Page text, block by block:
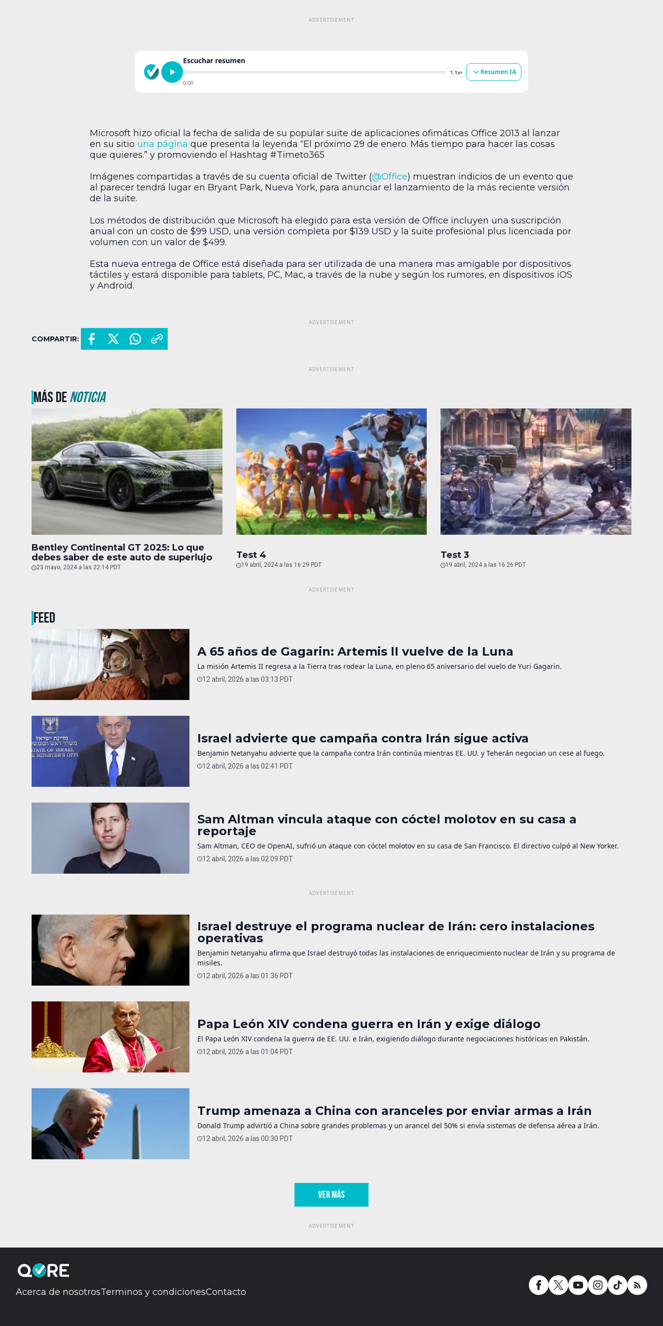
Escuchar resumen
1.1x▾
0:00
Resumen IA
Microsoft hizo oficial la fecha de salida de su popular suite de aplicaciones ofimáticas Office 2013 al lanzar
en su sitio una página que presenta la leyenda “El próximo 29 de enero. Más tiempo para hacer las cosas
que quieres.” y promoviendo el Hashtag #Timeto365
Imágenes compartidas a través de su cuenta oficial de Twitter (@Office) muestran indicios de un evento que
al parecer tendrá lugar en Bryant Park, Nueva York, para anunciar el lanzamiento de la más reciente versión
de la suite.
Los métodos de distribución que Microsoft ha elegido para esta versión de Office incluyen una suscripción
anual con un costo de $99 USD, una versión completa por $139 USD y la suite profesional plus licenciada por
volumen con un valor de $499.
Esta nueva entrega de Office está diseñada para ser utilizada de una manera mas amigable por dispositivos
táctiles y estará disponible para tablets, PC, Mac, a través de la nube y según los rumores, en dispositivos iOS
y Android.
COMPARTIR:
MÁS DENOTICIA
Bentley Continental GT 2025: Lo que
debes saber de este auto de superlujo
23 mayo, 2024 a las 22:14 PDT
Test 4
19 abril, 2024 a las 16:29 PDT
Test 3
19 abril, 2024 a las 16:26 PDT
FEED
A 65 años de Gagarin: Artemis II vuelve de la Luna
La misión Artemis II regresa a la Tierra tras rodear la Luna, en pleno 65 aniversario del vuelo de Yuri Gagarin.
12 abril, 2026 a las 03:13 PDT
Israel advierte que campaña contra Irán sigue activa
Benjamin Netanyahu advierte que la campaña contra Irán continúa mientras EE. UU. y Teherán negocian un cese al fuego.
12 abril, 2026 a las 02:41 PDT
Sam Altman vincula ataque con cóctel molotov en su casa a
reportaje
Sam Altman, CEO de OpenAI, sufrió un ataque con cóctel molotov en su casa de San Francisco. El directivo culpó al New Yorker.
12 abril, 2026 a las 02:09 PDT
Israel destruye el programa nuclear de Irán: cero instalaciones
operativas
Benjamin Netanyahu afirma que Israel destruyó todas las instalaciones de enriquecimiento nuclear de Irán y su programa de
misiles.
12 abril, 2026 a las 01:36 PDT
Papa León XIV condena guerra en Irán y exige diálogo
El Papa León XIV condena la guerra de EE. UU. e Irán, exigiendo diálogo durante negociaciones históricas en Pakistán.
12 abril, 2026 a las 01:04 PDT
Trump amenaza a China con aranceles por enviar armas a Irán
Donald Trump advirtió a China sobre grandes problemas y un arancel del 50% si envía sistemas de defensa aérea a Irán.
12 abril, 2026 a las 00:30 PDT
VER MÁS
Acerca de nosotrosTerminos y condicionesContacto